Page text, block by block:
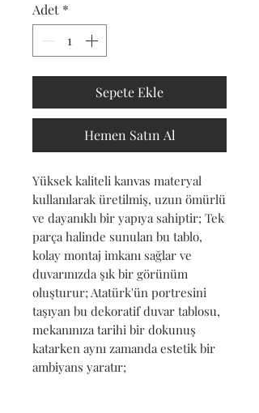
Adet *
Sepete Ekle
Hemen Satın Al
Yüksek kaliteli kanvas materyal
kullanılarak üretilmiş, uzun ömürlü
ve dayanıklı bir yapıya sahiptir; Tek
parça halinde sunulan bu tablo,
kolay montaj imkanı sağlar ve
duvarınızda şık bir görünüm
oluşturur; Atatürk'ün portresini
taşıyan bu dekoratif duvar tablosu,
mekanınıza tarihi bir dokunuş
katarken aynı zamanda estetik bir
ambiyans yaratır;